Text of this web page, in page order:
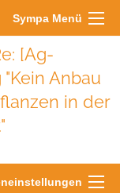
Sympa Menü
[Ag-
Anbau
in der